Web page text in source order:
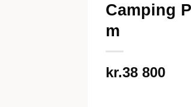
Camping
m
kr.38 800